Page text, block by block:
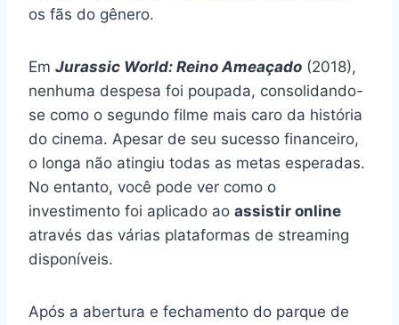
os fãs do gênero.
Em Jurassic World: Reino Ameaçado (2018),
nenhuma despesa foi poupada, consolidando-
se como o segundo filme mais caro da história
do cinema. Apesar de seu sucesso financeiro,
o longa não atingiu todas as metas esperadas.
No entanto, você pode ver como o
investimento foi aplicado ao assistir online
através das várias plataformas de streaming
disponíveis.
Após a abertura e fechamento do parque de